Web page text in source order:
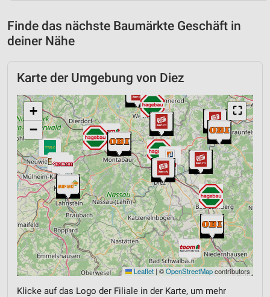
Finde das nächste Baumärkte Geschäft in
deiner Nähe
Karte der Umgebung von Diez
⛶
+
−
Leaflet | ©OpenStreetMapcontributors
Klicke auf das Logo der Filiale in der Karte, um mehr